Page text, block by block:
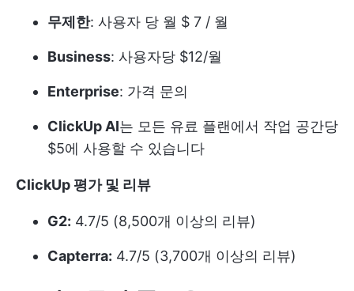
무제한: 사용자 당 월 $ 7 / 월
Business: 사용자당 $12/월
Enterprise: 가격 문의
ClickUp AI는 모든 유료 플랜에서 작업 공간당
$5에 사용할 수 있습니다
ClickUp 평가 및 리뷰
G2: 4.7/5 (8,500개 이상의 리뷰)
Capterra: 4.7/5 (3,700개 이상의 리뷰)